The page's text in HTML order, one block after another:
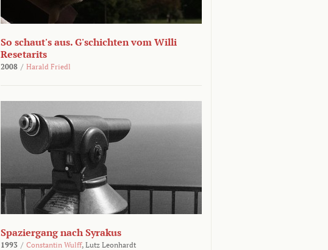
So schaut's aus. G'schichten vom Willi
Resetarits
2008 / Harald Friedl
Spaziergang nach Syrakus
1993 / Constantin Wulff, Lutz Leonhardt